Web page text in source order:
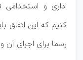
اداری و استخدامی
کنیم که این اتفاق
رسما برای اجرای آن